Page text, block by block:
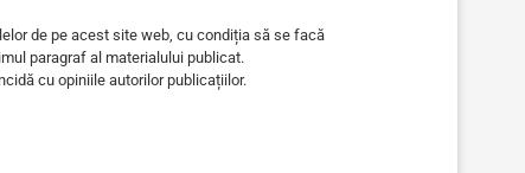
de pe acest site web, cu condiția să se facă
paragraf al materialului publicat.
cu opiniile autorilor publicațiilor.